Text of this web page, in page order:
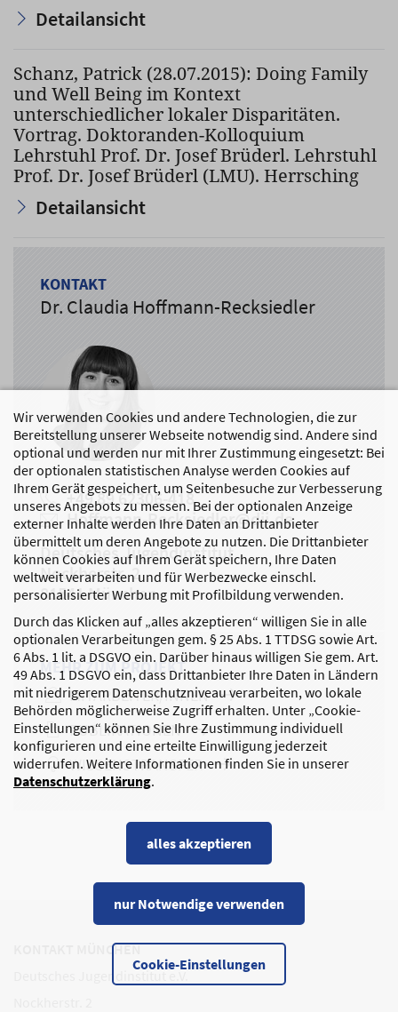
Wir verwenden Cookies und andere Technologien, die zur
Bereitstellung unserer Webseite notwendig sind. Andere sind
optional und werden nur mit Ihrer Zustimmung eingesetzt: Bei
der optionalen statistischen Analyse werden Cookies auf
Ihrem Gerät gespeichert, um Seitenbesuche zur Verbesserung
unseres Angebots zu messen. Bei der optionalen Anzeige
externer Inhalte werden Ihre Daten an Drittanbieter
übermittelt um deren Angebote zu nutzen. Die Drittanbieter
können Cookies auf Ihrem Gerät speichern, Ihre Daten
weltweit verarbeiten und für Werbezwecke einschl.
personalisierter Werbung mit Profilbildung verwenden.
Durch das Klicken auf „alles akzeptieren“ willigen Sie in alle
optionalen Verarbeitungen gem. § 25 Abs. 1 TTDSG sowie Art.
6 Abs. 1 lit. a DSGVO ein. Darüber hinaus willigen Sie gem. Art.
49 Abs. 1 DSGVO ein, dass Drittanbieter Ihre Daten in Ländern
mit niedrigerem Datenschutzniveau verarbeiten, wo lokale
Behörden möglicherweise Zugriff erhalten. Unter „Cookie-
Einstellungen“ können Sie Ihre Zustimmung individuell
konfigurieren und eine erteilte Einwilligung jederzeit
widerrufen. Weitere Informationen finden Sie in unserer
Datenschutzerklärung.
Cookie-Einstellungen
alles akzeptieren
nur Notwendige verwenden
Detailansicht
Schanz, Patrick (28.07.2015): Doing Family
und Well Being im Kontext
unterschiedlicher lokaler Disparitäten.
Vortrag. Doktoranden-Kolloquium
Lehrstuhl Prof. Dr. Josef Brüderl. Lehrstuhl
Prof. Dr. Josef Brüderl (LMU). Herrsching
Detailansicht
KONTAKT
Dr. Claudia Hoffmann-Recksiedler
+49 89 62306-418
Hoffmann-Recksiedler@dji.de
Deutsches Jugendinstitut
Nockherstr. 2
81541 München
MEHR ZUM PROJEKT
MITARBEITER/INNEN
PUBLIKATIONEN
WISSENSTRANSFER
KONTAKT MÜNCHEN